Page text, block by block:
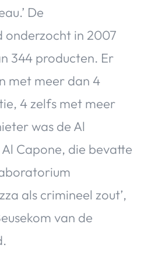
De
onderzocht in 2007
344 producten. Er
met meer dan 4
4 zelfs met meer
was de Al
Capone, die bevatte
als crimineel zout’,
van de